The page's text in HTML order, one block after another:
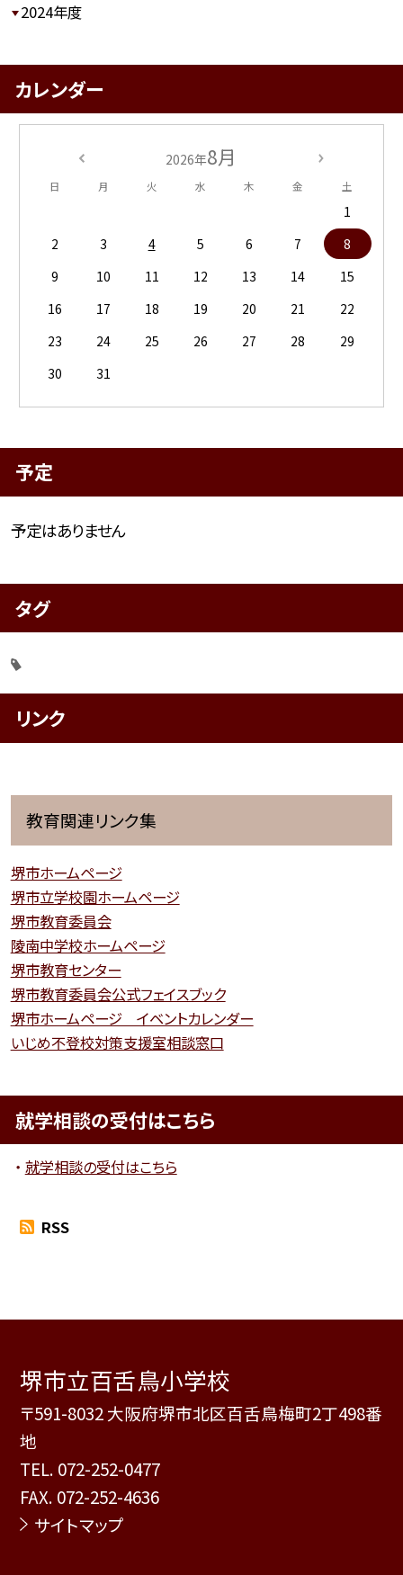
2024年度
カレンダー
2026年8月
日 月 火 水 木 金 土
1
2
3 4 5 6 7
8
9
10 11 12 13 14
15
16
17 18 19 20 21
22
23
24 25 26 27 28
29
30
31
予定
予定はありません
タグ
リンク
教育関連リンク集
堺市ホームページ
堺市立学校園ホームページ
堺市教育委員会
陵南中学校ホームページ
堺市教育センター
堺市教育委員会公式フェイスブック
堺市ホームページ イベントカレンダー
いじめ不登校対策支援室相談窓口
就学相談の受付はこちら
就学相談の受付はこちら
RSS
堺市立百舌鳥小学校
〒591-8032 大阪府堺市北区百舌鳥梅町2丁498番
地
TEL. 072-252-0477
FAX. 072-252-4636
サイトマップ